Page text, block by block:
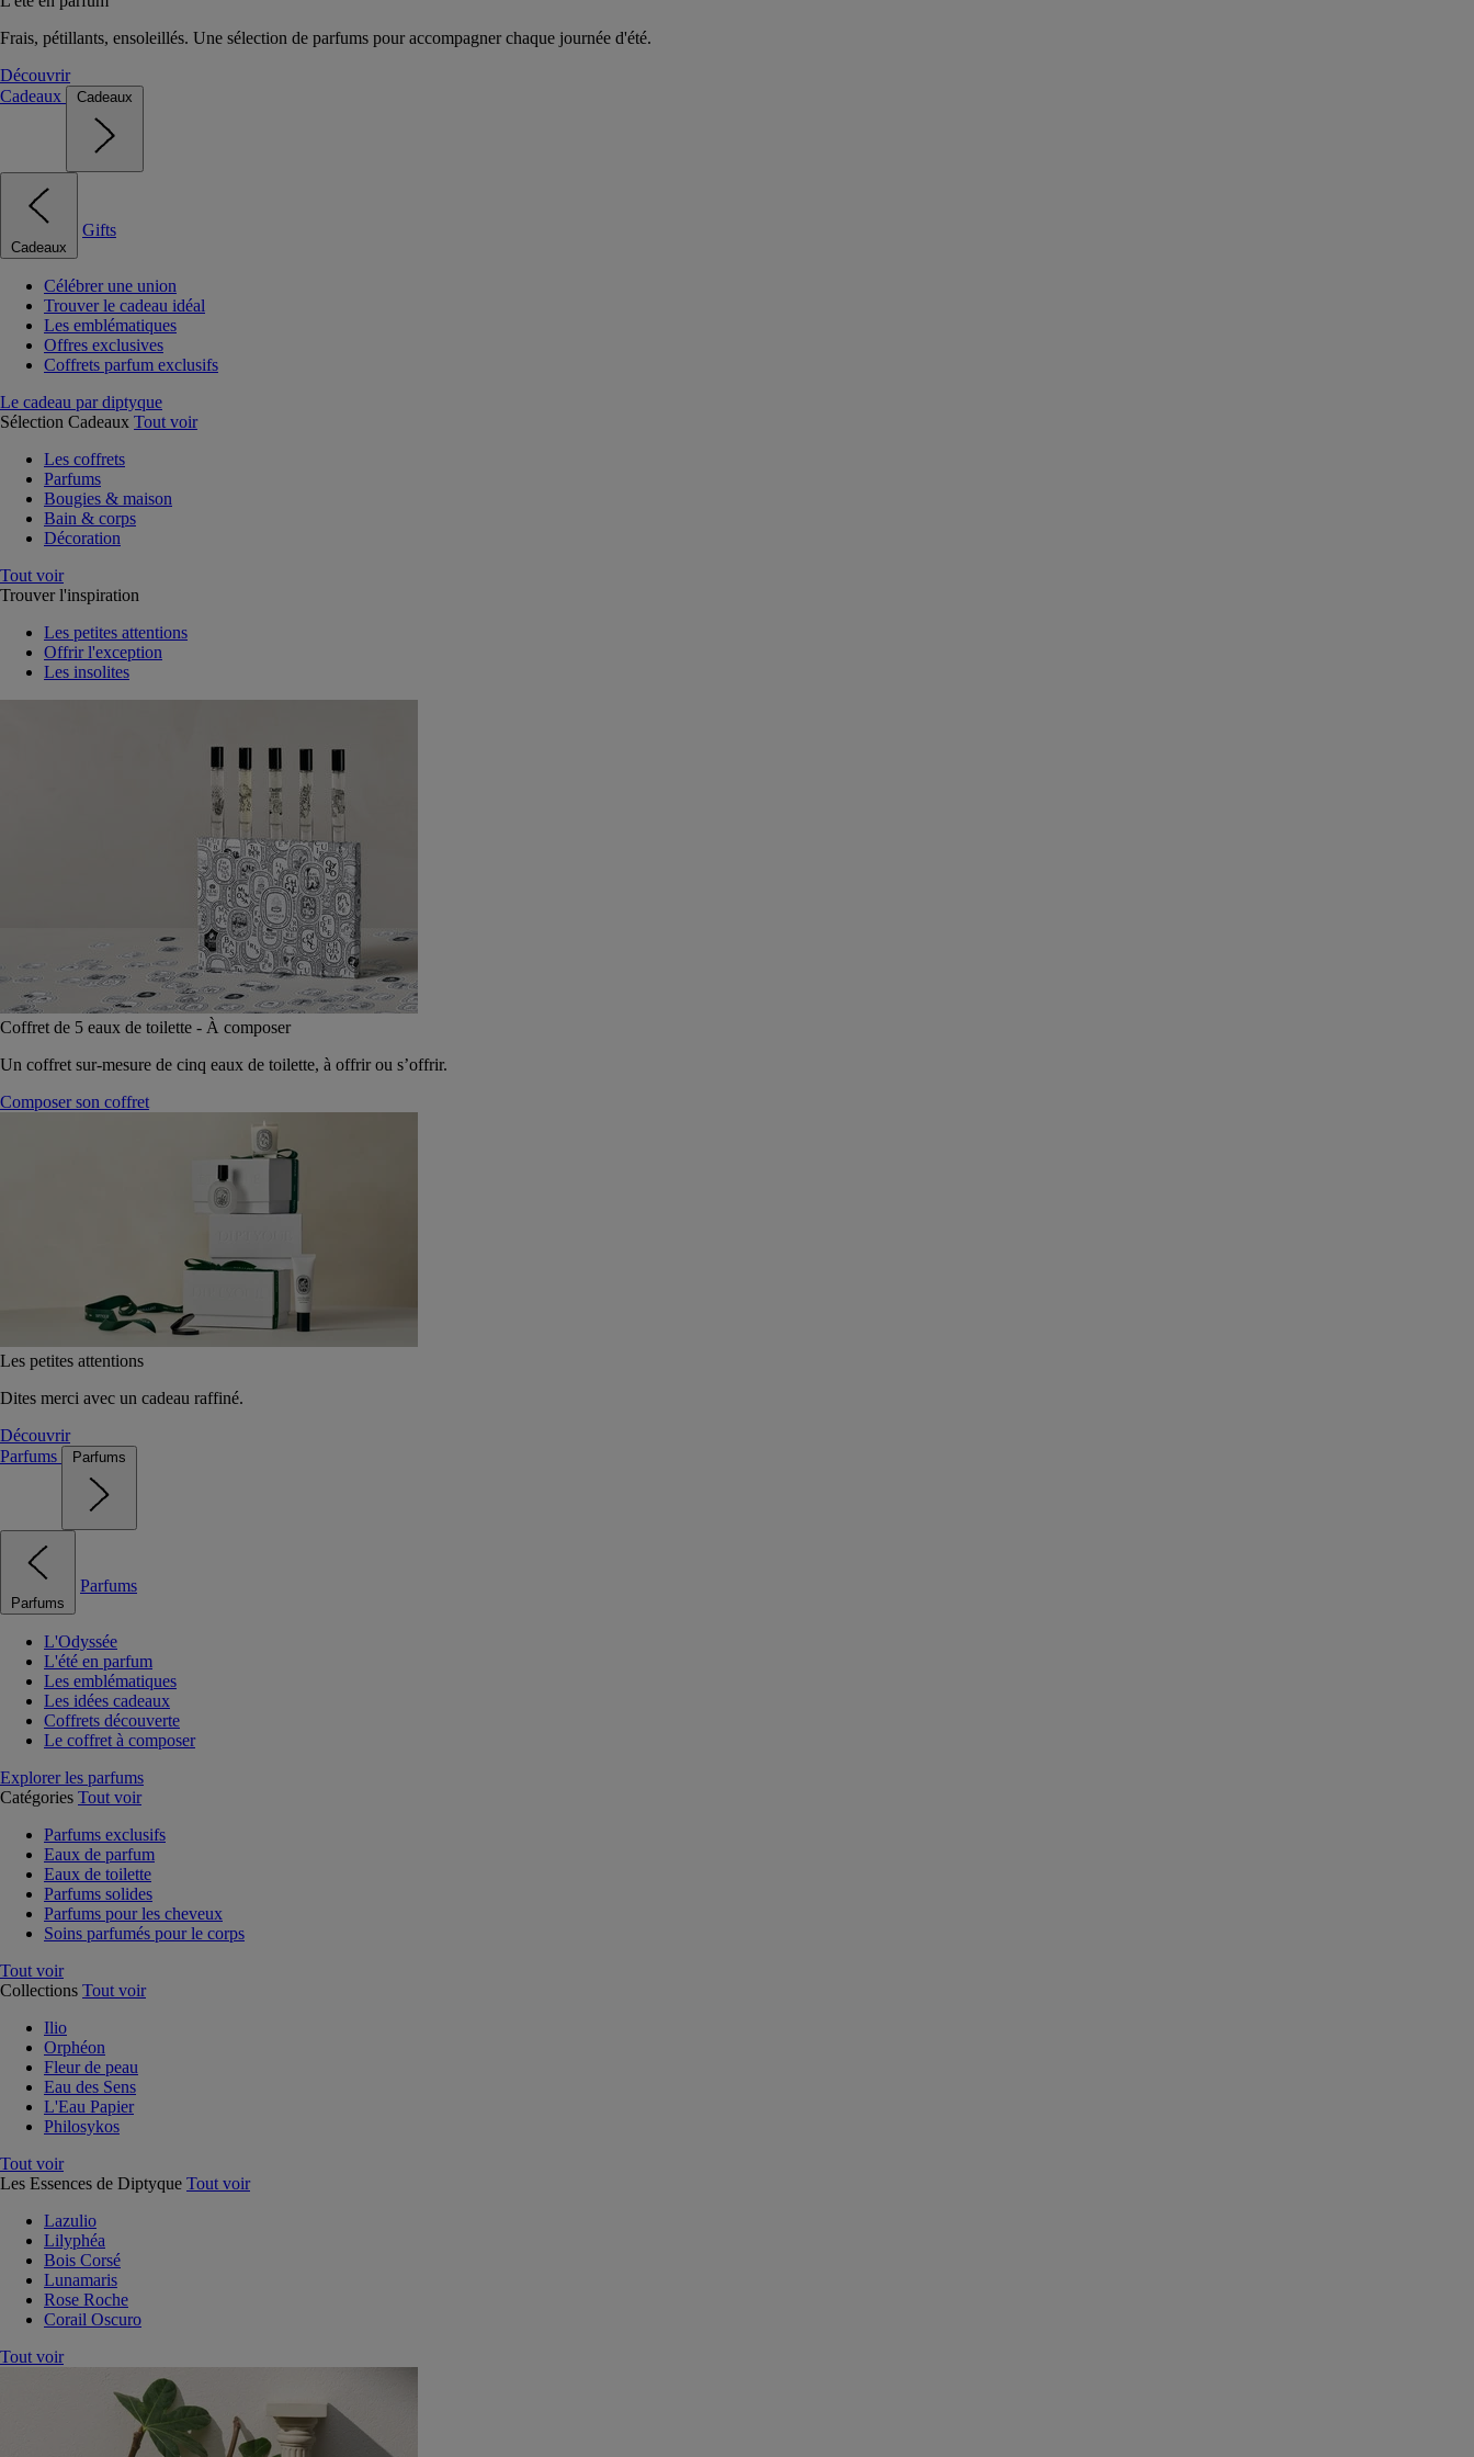
Frais, pétillants, ensoleillés. Une sélection de parfums pour accompagner chaque journée d'été.
Découvrir
Cadeaux
Cadeaux
Cadeaux
Gifts
Célébrer une union
Trouver le cadeau idéal
Les emblématiques
Offres exclusives
Coffrets parfum exclusifs
Le cadeau par diptyque
Sélection Cadeaux Tout voir
Les coffrets
Parfums
Bougies & maison
Bain & corps
Décoration
Tout voir
Trouver l'inspiration
Les petites attentions
Offrir l'exception
Les insolites
Coffret de 5 eaux de toilette - À composer
Un coffret sur-mesure de cinq eaux de toilette, à offrir ou s’offrir.
Composer son coffret
Les petites attentions
Dites merci avec un cadeau raffiné.
Découvrir
Parfums
Parfums
Parfums
Parfums
L'Odyssée
L'été en parfum
Les emblématiques
Les idées cadeaux
Coffrets découverte
Le coffret à composer
Explorer les parfums
Catégories Tout voir
Parfums exclusifs
Eaux de parfum
Eaux de toilette
Parfums solides
Parfums pour les cheveux
Soins parfumés pour le corps
Tout voir
Collections Tout voir
Ilio
Orphéon
Fleur de peau
Eau des Sens
L'Eau Papier
Philosykos
Tout voir
Les Essences de Diptyque Tout voir
Lazulio
Lilyphéa
Bois Corsé
Lunamaris
Rose Roche
Corail Oscuro
Tout voir